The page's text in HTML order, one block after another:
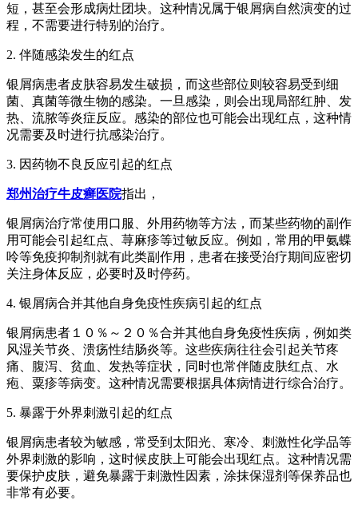
短，甚至会形成病灶团块。这种情况属于银屑病自然演变的过
程，不需要进行特别的治疗。
2. 伴随感染发生的红点
银屑病患者皮肤容易发生破损，而这些部位则较容易受到细
菌、真菌等微生物的感染。一旦感染，则会出现局部红肿、发
热、流脓等炎症反应。感染的部位也可能会出现红点，这种情
况需要及时进行抗感染治疗。
3. 因药物不良反应引起的红点
郑州治疗牛皮癣医院指出，
银屑病治疗常使用口服、外用药物等方法，而某些药物的副作
用可能会引起红点、荨麻疹等过敏反应。例如，常用的甲氨蝶
呤等免疫抑制剂就有此类副作用，患者在接受治疗期间应密切
关注身体反应，必要时及时停药。
4. 银屑病合并其他自身免疫性疾病引起的红点
银屑病患者１０％～２０％合并其他自身免疫性疾病，例如类
风湿关节炎、溃疡性结肠炎等。这些疾病往往会引起关节疼
痛、腹泻、贫血、发热等症状，同时也常伴随皮肤红点、水
疱、粟疹等病变。这种情况需要根据具体病情进行综合治疗。
5. 暴露于外界刺激引起的红点
银屑病患者较为敏感，常受到太阳光、寒冷、刺激性化学品等
外界刺激的影响，这时候皮肤上可能会出现红点。这种情况需
要保护皮肤，避免暴露于刺激性因素，涂抹保湿剂等保养品也
非常有必要。